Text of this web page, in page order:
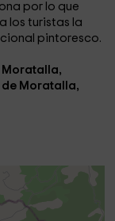
por lo que
los turistas la
pintoresco.
Moratalla,
Moratalla,